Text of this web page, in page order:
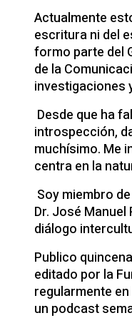
Actualmente
escritura ni del
formo parte del
de la
investigaciones
Desde que ha
introspección,
muchísimo. Me
centra en la
Soy miembro
Dr. José
diálogo
Publico
editado por la
regularmente
un podcast